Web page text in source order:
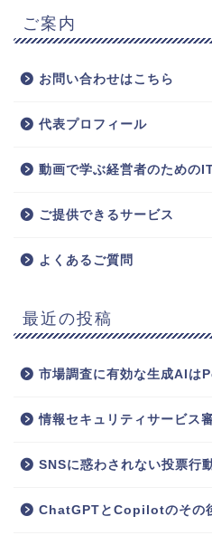
ご案内
お問い合わせはこちら
代表プロフィール
動画で学ぶ経営者のための
ご提供できるサービス
よくあるご質問
最近の投稿
市場調査に有効な生成AI
情報セキュリティサービス
SNSに惑わされない投票行
ChatGPTとCopilotのその